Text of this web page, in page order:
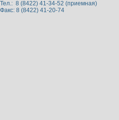
Тел.: 8 (8422) 41-34-52 (приемная)
Факс: 8 (8422) 41-20-74